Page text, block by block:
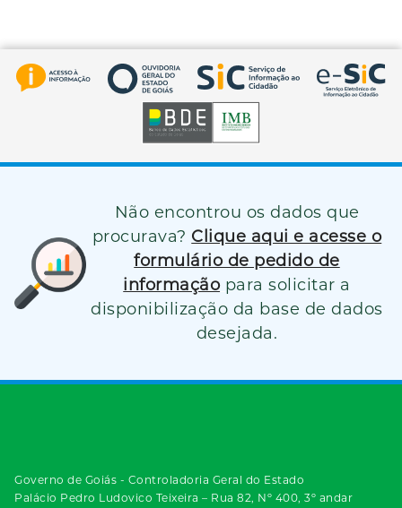
Não encontrou os dados que
procurava? Clique aqui e acesse o
formulário de pedido de
informação para solicitar a
disponibilização da base de dados
desejada.
Governo de Goiás - Controladoria Geral do Estado
Palácio Pedro Ludovico Teixeira – Rua 82, Nº 400, 3º andar